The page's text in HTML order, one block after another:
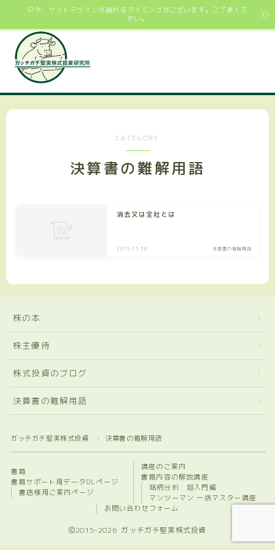
只今、サイトデザインが崩れるタイミングがございます。ご了承くだ
さい。
CATEGORY
決算書の難解用語
消去又は全社とは
2015.11.30 決算書の難解用語
株の本
株主優待
株式投資のブログ
決算書の難解用語
ガッチガチ堅実株式投資 ＞ 決算書の難解用語
書籍
書籍サポート用データDLページ
書店様用ご案内ページ
講座のご案内
書籍内容の解説講座
銘柄分析 超入門編
マンツーマン 一括マスター講座
お問い合わせフォーム
2015–2026 ガッチガチ堅実株式投資